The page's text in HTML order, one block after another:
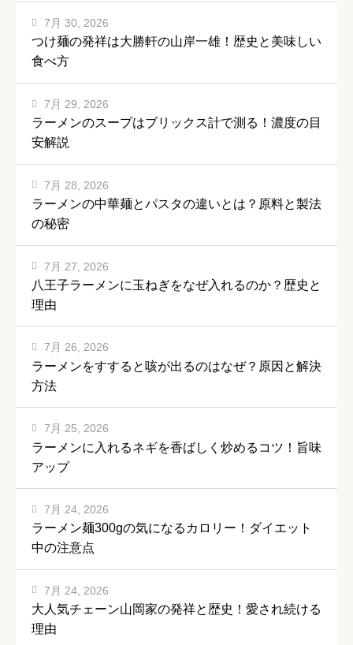
つけ麺の発祥は大勝軒の山岸一雄！歴史と美味しい
食べ方
7月 30, 2026
ラーメンのスープはブリックス計で測る！濃度の目
安解説
7月 29, 2026
ラーメンの中華麺とパスタの違いとは？原料と製法
の秘密
7月 28, 2026
八王子ラーメンに玉ねぎをなぜ入れるのか？歴史と
理由
7月 27, 2026
ラーメンをすすると咳が出るのはなぜ？原因と解決
方法
7月 26, 2026
ラーメンに入れるネギを香ばしく炒めるコツ！旨味
アップ
7月 25, 2026
ラーメン麺300gの気になるカロリー！ダイエット
中の注意点
7月 24, 2026
大人気チェーン山岡家の発祥と歴史！愛され続ける
理由
7月 24, 2026